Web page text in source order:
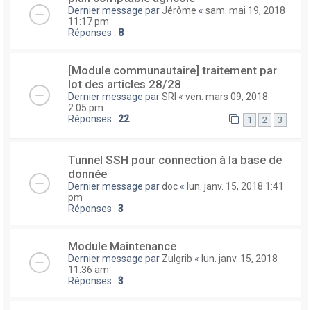
Dernier message par Jérôme « sam. mai 19, 2018
11:17 pm
Réponses : 8
[Module communautaire] traitement par
lot des articles 28/28
Dernier message parSRI « ven. mars 09, 2018
2:05 pm
Réponses : 22 1 2 3
Tunnel SSH pour connection à la base de
donnée
Dernier message pardoc « lun. janv. 15, 2018 1:41
pm
Réponses : 3
Module Maintenance
Dernier message par Zulgrib « lun. janv. 15, 2018
11:36 am
Réponses : 3